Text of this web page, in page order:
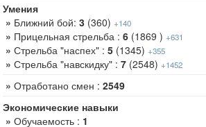
Умения
» Ближний бой: 3 (360) +140
» Прицельная стрельба : 6 (1869 ) +631
» Стрельба "наспех" : 5 (1345) +355
» Стрельба "навскидку" : 7 (2548) +1452
» Отработано смен : 2549
Экономические навыки
» Обучаемость : 1